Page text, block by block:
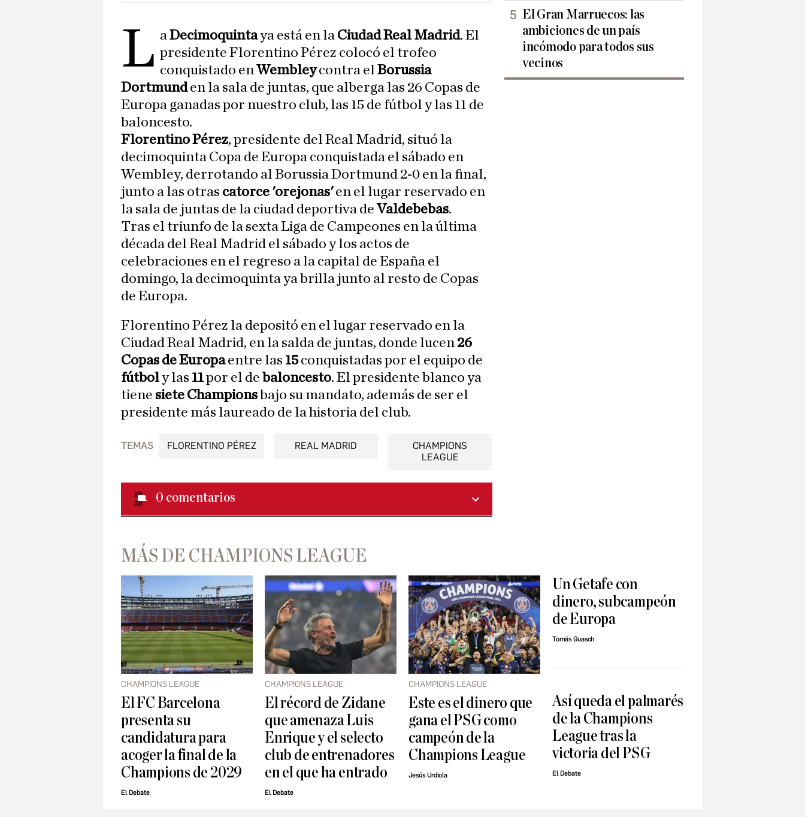
L aDecimoquintaya está en la Ciudad Real Madrid. El
presidente Florentino Pérez colocó el trofeo
conquistado enWembleycontra elBorussia
Dortmunden la sala de juntas, que alberga las 26 Copas de
Europa ganadas por nuestro club, las 15 de fútbol y las 11 de
baloncesto.
Florentino Pérez, presidente del Real Madrid, situó la
decimoquinta Copa de Europa conquistada el sábado en
Wembley, derrotando al Borussia Dortmund 2-0 en la final,
junto a las otras catorce 'orejonas'en el lugar reservado en
la sala de juntas de la ciudad deportiva deValdebebas.
Tras el triunfo de la sexta Liga de Campeones en la última
década del Real Madrid el sábado y los actos de
celebraciones en el regreso a la capital de España el
domingo, la decimoquinta ya brilla junto al resto de Copas
de Europa.
Florentino Pérez la depositó en el lugar reservado en la
Ciudad Real Madrid, en la salda de juntas, donde lucen 26
Copas de Europaentre las 15conquistadas por el equipo de
fútboly las 11por el de baloncesto. El presidente blanco ya
tiene siete Championsbajo su mandato, además de ser el
presidente más laureado de la historia del club.
TEMAS FLORENTINO PÉREZ REAL MADRID
CHAMPIONS
LEAGUE
0 comentarios
El Gran Marruecos: las
ambiciones de un país
incómodo para todos sus
vecinos
MÁS DE CHAMPIONS LEAGUE
CHAMPIONS LEAGUE
El FC Barcelona
presenta su
candidatura para
acoger la final de la
Champions de 2029
El Debate
CHAMPIONS LEAGUE
El récord de Zidane
que amenaza Luis
Enrique y el selecto
club de entrenadores
en el que ha entrado
El Debate
CHAMPIONS LEAGUE
Este es el dinero que
gana el PSG como
campeón de la
Champions League
Jesús Urdiola
Un Getafe con
dinero, subcampeón
de Europa
Tomás Guasch
Así queda el palmarés
de la Champions
League tras la
victoria del PSG
El Debate